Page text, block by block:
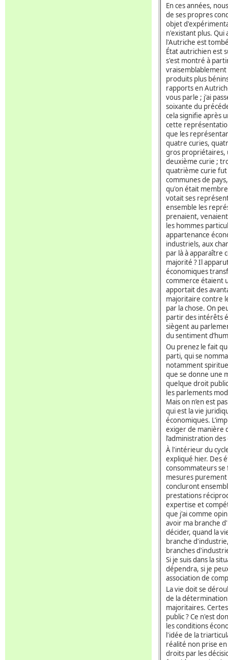
En ces années,
de ses propres
objet
n'existant plus. Qui
l'Autriche est
État autrichien est
s'est montré à
produits plus
rapports en
vous parle ; j'ai
soixante du
cela signifie après
cette
que les
quatre curies,
gros propriétaires,
deuxième curie ;
quatrième curie fut
communes de
qu'on était
votait ses
ensemble les
prenaient,
les hommes
appartenance
industriels, aux
par là à apparaître
majorité ? Il
économiques
commerce étaient
apportait des
majoritaire contre
par la chose. On
partir des intérêts
siègent au
du sentiment
Ou prenez le fait
parti, qui se
notamment
que se donne une
quelque droit
les parlements
Mais on n’en est
qui est la vie
économiques.
exiger de manière
l’administration
À l'intérieur du
expliqué hier. Des
consommateurs se
mesures purement
concluront
prestations
expertise et
que j'ai comme
avoir ma branche
décider, quand la
branche
branches
Si je suis dans la
dépendra, si je
association de
La vie doit se
de la
majoritaires.
public ? Ce n'est
les conditions
l'idée de la
réalité non prise
droits par les